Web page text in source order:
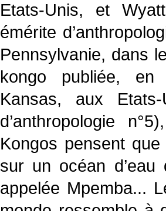
Etats-Unis, et
émérite
Pennsylvanie, dans
kongo publiée,
Kansas, aux Etats-
d’anthropologie
Kongos pensent
sur un océan
appelée Mpemba...